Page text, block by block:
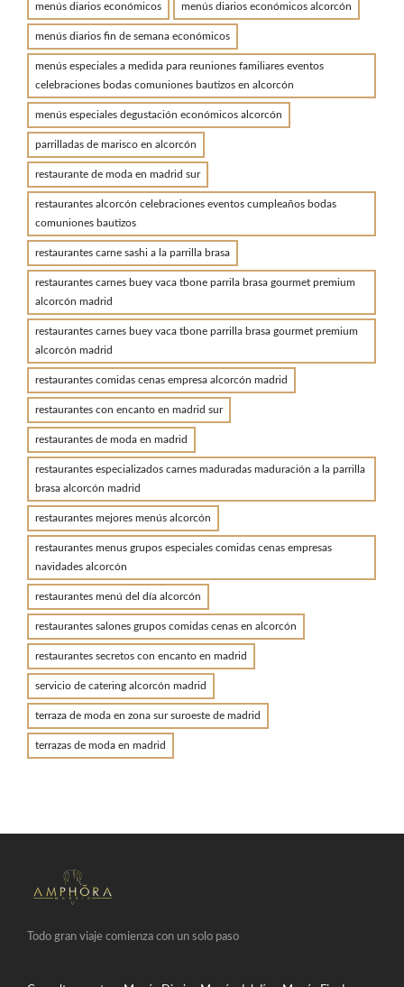
menús diarios económicos menús diarios económicos alcorcón
menús diarios fin de semana económicos
menús especiales a medida para reuniones familiares eventos
celebraciones bodas comuniones bautizos en alcorcón
menús especiales degustación económicos alcorcón
parrilladas de marisco en alcorcón
restaurante de moda en madrid sur
restaurantes alcorcón celebraciones eventos cumpleaños bodas
comuniones bautizos
restaurantes carne sashi a la parrilla brasa
restaurantes carnes buey vaca tbone parrila brasa gourmet premium
alcorcón madrid
restaurantes carnes buey vaca tbone parrilla brasa gourmet premium
alcorcón madrid
restaurantes comidas cenas empresa alcorcón madrid
restaurantes con encanto en madrid sur
restaurantes de moda en madrid
restaurantes especializados carnes maduradas maduración a la parrilla
brasa alcorcón madrid
restaurantes mejores menús alcorcón
restaurantes menus grupos especiales comidas cenas empresas
navidades alcorcón
restaurantes menú del día alcorcón
restaurantes salones grupos comidas cenas en alcorcón
restaurantes secretos con encanto en madrid
servicio de catering alcorcón madrid
terraza de moda en zona sur suroeste de madrid
terrazas de moda en madrid
Todo gran viaje comienza con un solo paso